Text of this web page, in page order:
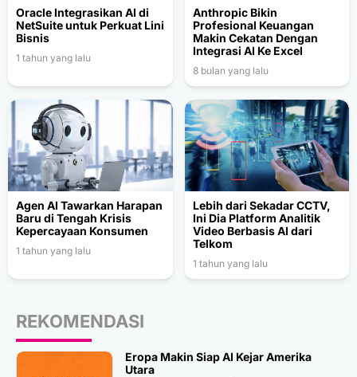
Oracle Integrasikan AI di
NetSuite untuk Perkuat Lini
Bisnis
1 tahun yang lalu
Anthropic Bikin
Profesional Keuangan
Makin Cekatan Dengan
Integrasi AI Ke Excel
8 bulan yang lalu
Agen AI Tawarkan Harapan
Baru di Tengah Krisis
Kepercayaan Konsumen
1 tahun yang lalu
Lebih dari Sekadar CCTV,
Ini Dia Platform Analitik
Video Berbasis AI dari
Telkom
1 tahun yang lalu
REKOMENDASI
Eropa Makin Siap AI Kejar Amerika
Utara